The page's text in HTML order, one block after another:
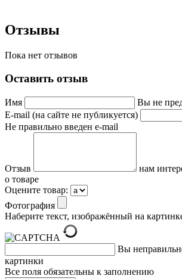
Отзывы
Пока нет отзывов
Оставить отзыв
Имя
Вы не
E-mail (на сайте не публикуется)
Не правильно введен e-mail
Отзыв
нам
о товаре
Оцените товар:
Фотография
Наберите текст, изображённый на
Вы
картинки
Все поля обязательны к заполнению